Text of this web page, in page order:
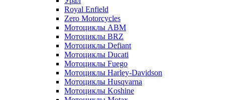
Royal Enfield
Zero Motorcycles
Мотоциклы ABM
Мотоциклы BRZ
Мотоциклы Defiant
Мотоциклы Ducati
Мотоциклы Fuego
Мотоциклы Harley-Davidson
Мотоциклы Husqvarna
Мотоциклы Koshine